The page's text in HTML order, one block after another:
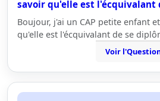
savoir qu'elle est l'écquivalant
Boujour, j'ai un CAP petite enfant
qu'elle est l'écquivalant de se
Voir